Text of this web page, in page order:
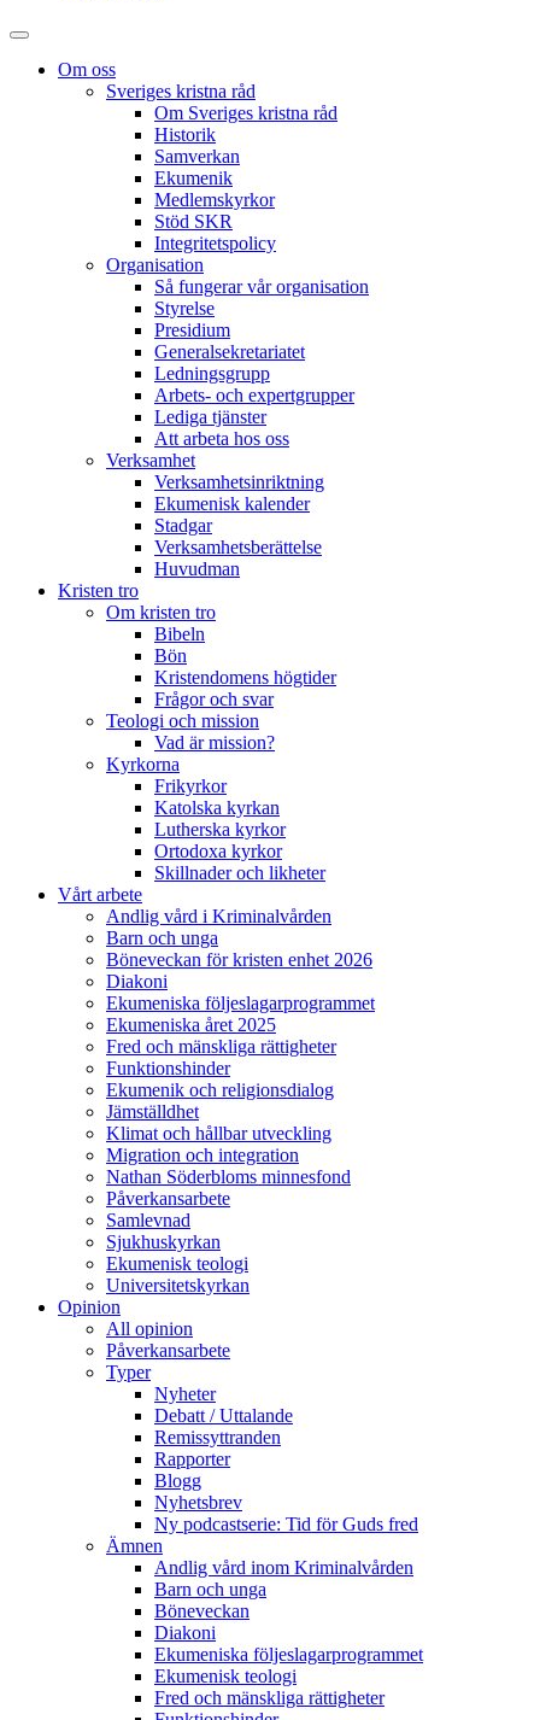
Om oss
Sveriges kristna råd
Om Sveriges kristna råd
Historik
Samverkan
Ekumenik
Medlemskyrkor
Stöd SKR
Integritetspolicy
Organisation
Så fungerar vår organisation
Styrelse
Presidium
Generalsekretariatet
Ledningsgrupp
Arbets- och expertgrupper
Lediga tjänster
Att arbeta hos oss
Verksamhet
Verksamhetsinriktning
Ekumenisk kalender
Stadgar
Verksamhetsberättelse
Huvudman
Kristen tro
Om kristen tro
Bibeln
Bön
Kristendomens högtider
Frågor och svar
Teologi och mission
Vad är mission?
Kyrkorna
Frikyrkor
Katolska kyrkan
Lutherska kyrkor
Ortodoxa kyrkor
Skillnader och likheter
Vårt arbete
Andlig vård i Kriminalvården
Barn och unga
Böneveckan för kristen enhet 2026
Diakoni
Ekumeniska följeslagarprogrammet
Ekumeniska året 2025
Fred och mänskliga rättigheter
Funktionshinder
Ekumenik och religionsdialog
Jämställdhet
Klimat och hållbar utveckling
Migration och integration
Nathan Söderbloms minnesfond
Påverkansarbete
Samlevnad
Sjukhuskyrkan
Ekumenisk teologi
Universitetskyrkan
Opinion
All opinion
Påverkansarbete
Typer
Nyheter
Debatt / Uttalande
Remissyttranden
Rapporter
Blogg
Nyhetsbrev
Ny podcastserie: Tid för Guds fred
Ämnen
Andlig vård inom Kriminalvården
Barn och unga
Böneveckan
Diakoni
Ekumeniska följeslagarprogrammet
Ekumenisk teologi
Fred och mänskliga rättigheter